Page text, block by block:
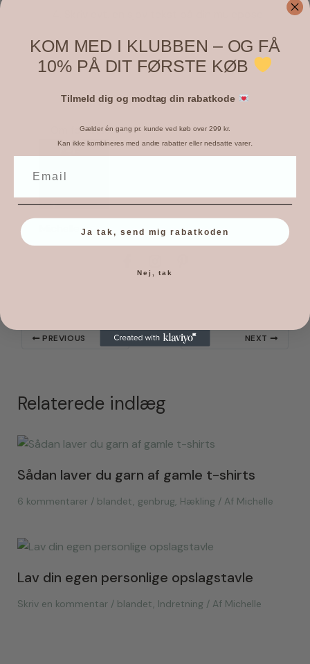
Om forfatteren
PREVIOUS NEXT
Relaterede indlæg
Sådan laver du garn af gamle t-shirts
6 kommentarer / blandet, genbrug, Hækling / Af Michelle
Lav din egen personlige opslagstavle
Skriv en kommentar / blandet, Indretning/ Af Michelle
KOM MED I KLUBBEN – OG FÅ
10% PÅ DIT FØRSTE KØB
Tilmeld dig og modtag din rabatkode
Gælder én gang pr. kunde ved køb over 299 kr.
Kan ikke kombineres med andre rabatter eller nedsatte varer.
Ja tak, send mig rabatkoden
Nej, tak